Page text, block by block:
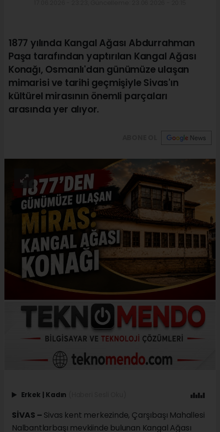
1877 yılında Kangal Ağası Abdurrahman
Paşa tarafından yaptırılan Kangal Ağası
Konağı, Osmanlı'dan günümüze ulaşan
mimarisi ve tarihi geçmişiyle Sivas'ın
kültürel mirasının önemli parçaları
arasında yer alıyor.
Erkek | Kadın
SİVAS – Sivas kent merkezinde, Çarşıbaşı Mahallesi
Nalbantlarbaşı mevkiinde bulunan Kangal Ağası